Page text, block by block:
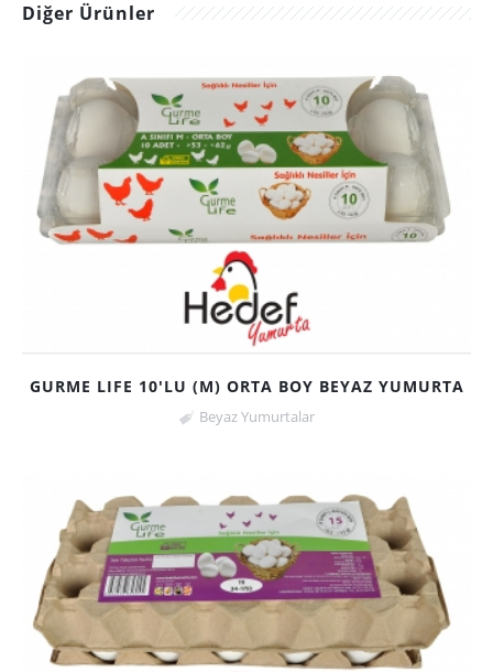
Diğer Ürünler
GURME LIFE 10'LU (M) ORTA BOY BEYAZ YUMURTA
Beyaz Yumurtalar